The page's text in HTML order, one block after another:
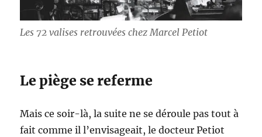
Les 72 valises retrouvées chez Marcel Petiot
Le piège se referme
Mais ce soir-là, la suite ne se déroule pas tout à
fait comme il l’envisageait, le docteur Petiot